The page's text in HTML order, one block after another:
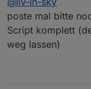
schaut
poste mal bitte
Script komplett
weg lassen)